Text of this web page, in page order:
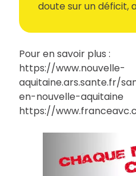
doute sur un déficit,
Pour en savoir plus :
https://www.nouvelle-
aquitaine.ars.sante.fr/
en-nouvelle-aquitaine
https://